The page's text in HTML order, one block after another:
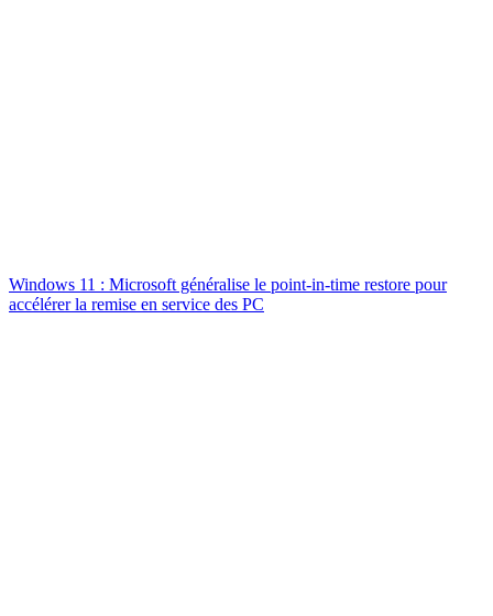
Windows 11 : Microsoft généralise le point-in-time restore pour
accélérer la remise en service des PC